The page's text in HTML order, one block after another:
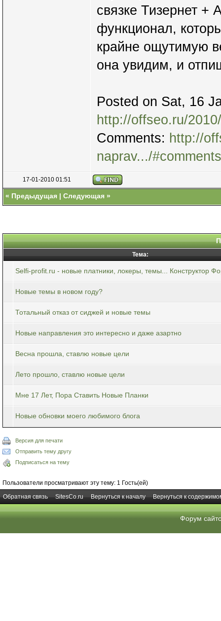
связке Тизернет +
функционал,
крайне ощутимую
она увидим, и
Posted on Sat, 16
http://offseo.ru/
Comments: http://
naprav.../#comments
17-01-2010 01:51
« Предыдущая | Следующая »
Тема:
Selfi-profit.ru - новые платники, локеры, темы... Конструктор
Новые темы в новом году?
Тотальный отказ от сиджей и новые темы
Новые направления это интересно и даже азартно
Весна прошла, ставлю новые цели
Лето прошло, ставлю новые цели
Мне 17 Лет, Пора Ставить Новые Планки
Новые обновки моего любимого блога
Версия для печати
Отправить тему другу
Подписаться на тему
Пользователи просматривают эту тему: 1 Гость(ей)
Обратная связь
SitesCo.ru Вернуться к началу Вернуться к
Форум